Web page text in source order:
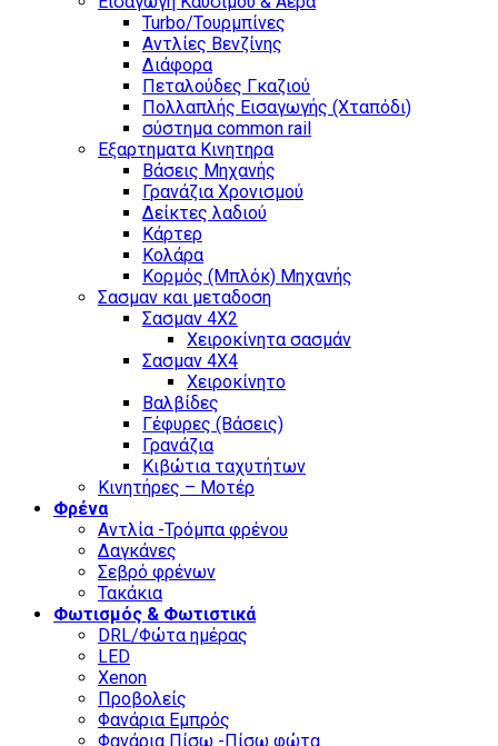
Turbo/Τουρμπίνες
Αντλίες Βενζίνης
Διάφορα
Πεταλούδες Γκαζιού
Πολλαπλής Εισαγωγής (Χταπόδι)
σύστημα common rail
Εξαρτηματα Κινητηρα
Βάσεις Μηχανής
Γρανάζια Χρονισμού
Δείκτες λαδιού
Κάρτερ
Κολάρα
Κορμός (Μπλόκ) Μηχανής
Σασμαν και μεταδοση
Σασμαν 4Χ2
Χειροκίνητα σασμάν
Σασμαν 4Χ4
Χειροκίνητο
Βαλβίδες
Γέφυρες (Βάσεις)
Γρανάζια
Κιβώτια ταχυτήτων
Κινητήρες – Μοτέρ
Φρένα
Αντλία -Τρόμπα φρένου
Δαγκάνες
Σεβρό φρένων
Τακάκια
Φωτισμός & Φωτιστικά
DRL/Φώτα ημέρας
LED
Xenon
Προβολείς
Φανάρια Εμπρός
Φανάρια Πίσω -Πίσω φώτα